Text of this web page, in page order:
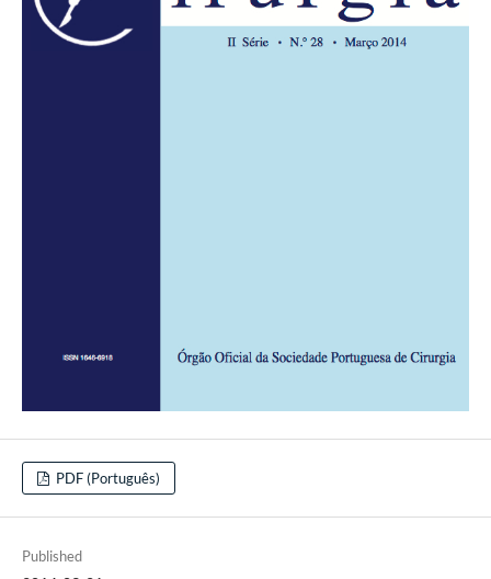
PDF (Português)
Published